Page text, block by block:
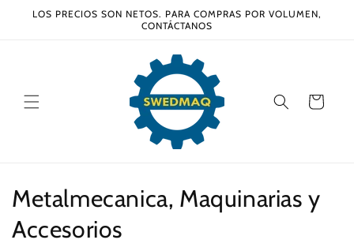
directamente
LOS PRECIOS SON NETOS. PARA COMPRAS POR VOLUMEN,
CONTÁCTANOS
Carrito
C
o
Metalmecanica, Maquinarias y
Accesorios